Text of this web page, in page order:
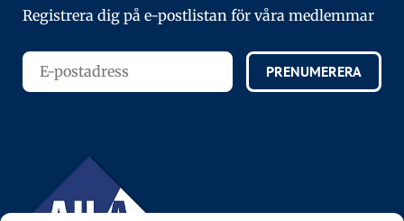
Registrera dig på e-postlistan för våra medlemmar
PRENUMERERA